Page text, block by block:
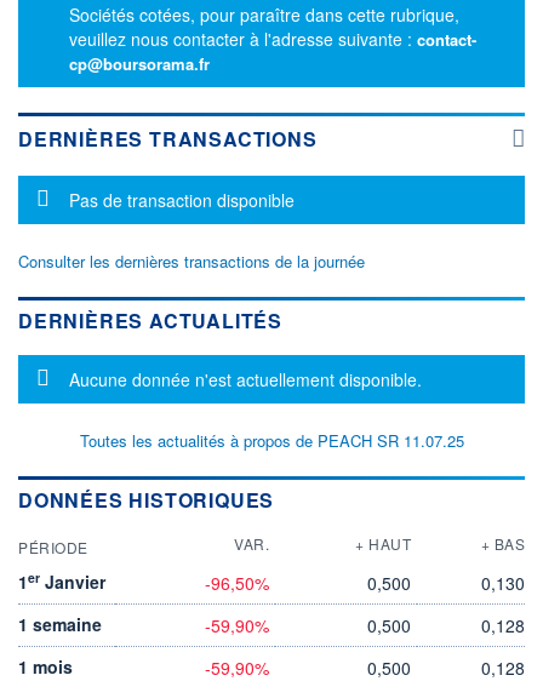
Sociétés cotées, pour paraître dans cette rubrique,
veuillez nous contacter à l'adresse suivante : contact-
cp@boursorama.fr
DERNIÈRES TRANSACTIONS
Message d'information
Pas de transaction disponible
Consulter les dernières transactions de la journée
DERNIÈRES ACTUALITÉS
Message d'information
Aucune donnée n'est actuellement disponible.
Toutes les actualités à propos de PEACH SR 11.07.25
DONNÉES HISTORIQUES
PÉRIODE VAR. + HAUT + BAS
1er Janvier -96,50% 0,500
0,130
1 semaine
-59,90% 0,500
0,128
1 mois
-59,90% 0,500
0,128